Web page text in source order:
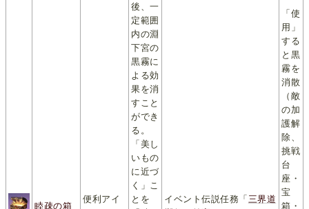
睦疎の箱
便利アイ
後、一
定範囲
内の淵
下宮の
黒霧に
よる効
果を消
すこと
ができ
る。
「美し
いもの
に近づ
く」こ
とを
イベント伝説任務「 三界道
「使
用」
する
と黒
霧を
消散
（敵
の加
護解
除、
挑戦
台
座・
宝
箱・